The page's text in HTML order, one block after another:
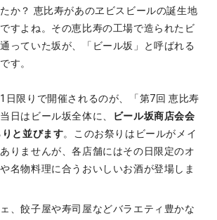
か？ 恵比寿があのヱビスビールの誕生地
すよね。その恵比寿の工場で造られたビ
っていた坂が、「ビール坂」と呼ばれる
す。
日限りで開催されるのが、「第7回 恵比寿
日はビール坂全体に、
ビール坂商店会会
と並びます。このお祭りはビールがメイ
りませんが、各店舗にはその日限定のオ
名物料理に合うおいしいお酒が登場しま
、餃子屋や寿司屋などバラエティ豊かな